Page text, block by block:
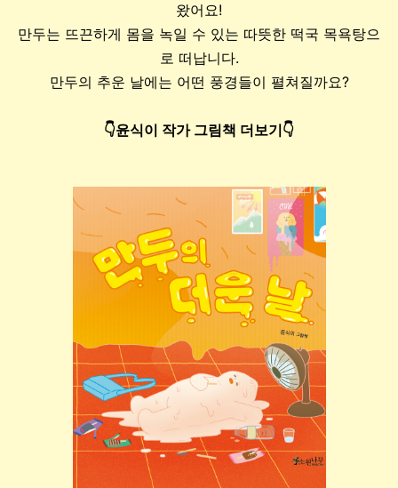
왔어요!
만두는 뜨끈하게 몸을 녹일 수 있는 따뜻한 떡국 목욕탕으
로 떠납니다.
만두의 추운 날에는 어떤 풍경들이 펼쳐질까요?
👇윤식이 작가 그림책 더보기👇